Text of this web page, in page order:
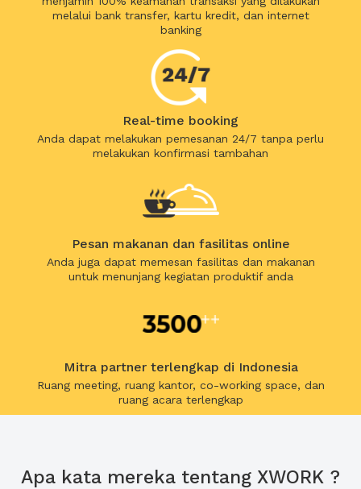
melalui bank transfer, kartu kredit, dan internet
banking
Real-time booking
Anda dapat melakukan pemesanan 24/7 tanpa perlu
melakukan konfirmasi tambahan
Pesan makanan dan fasilitas online
Anda juga dapat memesan fasilitas dan makanan
untuk menunjang kegiatan produktif anda
Mitra partner terlengkap di Indonesia
Ruang meeting, ruang kantor, co-working space, dan
ruang acara terlengkap
Apa kata mereka tentang XWORK ?